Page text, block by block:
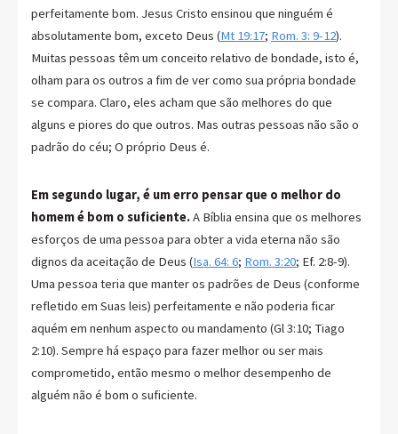
perfeitamente bom. Jesus Cristo ensinou que ninguém é
absolutamente bom, exceto Deus (Mt 19:17; Rom. 3: 9-12).
Muitas pessoas têm um conceito relativo de bondade, isto é,
olham para os outros a fim de ver como sua própria bondade
se compara. Claro, eles acham que são melhores do que
alguns e piores do que outros. Mas outras pessoas não são o
padrão do céu; O próprio Deus é.
Em segundo lugar, é um erro pensar que o melhor do
homem é bom o suficiente.A Bíblia ensina que os melhores
esforços de uma pessoa para obter a vida eterna não são
dignos da aceitação de Deus (Isa. 64: 6; Rom. 3:20; Ef. 2:8-9).
Uma pessoa teria que manter os padrões de Deus (conforme
refletido em Suas leis) perfeitamente e não poderia ficar
aquém em nenhum aspecto ou mandamento (Gl 3:10; Tiago
2:10). Sempre há espaço para fazer melhor ou ser mais
comprometido, então mesmo o melhor desempenho de
alguém não é bom o suficiente.